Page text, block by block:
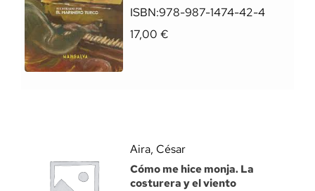
ISBN:978-987-1474-42-4
17,00 €
Aira, César
Cómo me hice monja. La
costurera y el viento